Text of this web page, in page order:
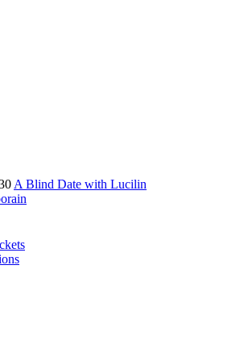
A Blind Date with Lucilin